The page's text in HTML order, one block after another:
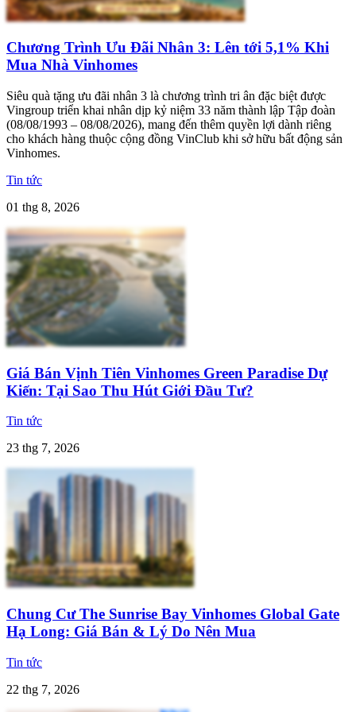
Chương Trình Ưu Đãi Nhân 3: Lên tới 5,1% Khi
Mua Nhà Vinhomes
Siêu quà tặng ưu đãi nhân 3 là chương trình tri ân đặc biệt được
Vingroup triển khai nhân dịp kỷ niệm 33 năm thành lập Tập đoàn
(08/08/1993 – 08/08/2026), mang đến thêm quyền lợi dành riêng
cho khách hàng thuộc cộng đồng VinClub khi sở hữu bất động sản
Vinhomes.
Tin tức
01 thg 8, 2026
Giá Bán Vịnh Tiên Vinhomes Green Paradise Dự
Kiến: Tại Sao Thu Hút Giới Đầu Tư?
Tin tức
23 thg 7, 2026
Chung Cư The Sunrise Bay Vinhomes Global Gate
Hạ Long: Giá Bán & Lý Do Nên Mua
Tin tức
22 thg 7, 2026